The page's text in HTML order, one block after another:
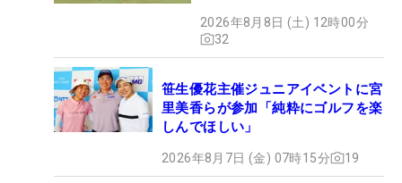
2026年8月8日 (土) 12時00分
32
笹生優花主催ジュニアイベントに宮
里美香らが参加「純粋にゴルフを楽
しんでほしい」
2026年8月7日 (金) 07時15分 19